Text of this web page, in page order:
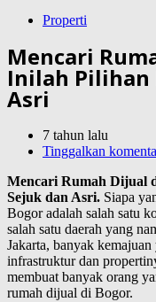
Properti
Mencari
Inilah Pilihan
Asri
7 tahun lalu
Tinggalkan
Mencari Rumah Dijual
Sejuk dan Asri. Siapa
Bogor adalah salah satu
salah satu daerah yang
Jakarta, banyak
infrastruktur dan
membuat banyak orang
rumah dijual di Bogor.